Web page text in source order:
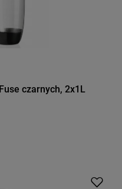
czarnych, 2x1L